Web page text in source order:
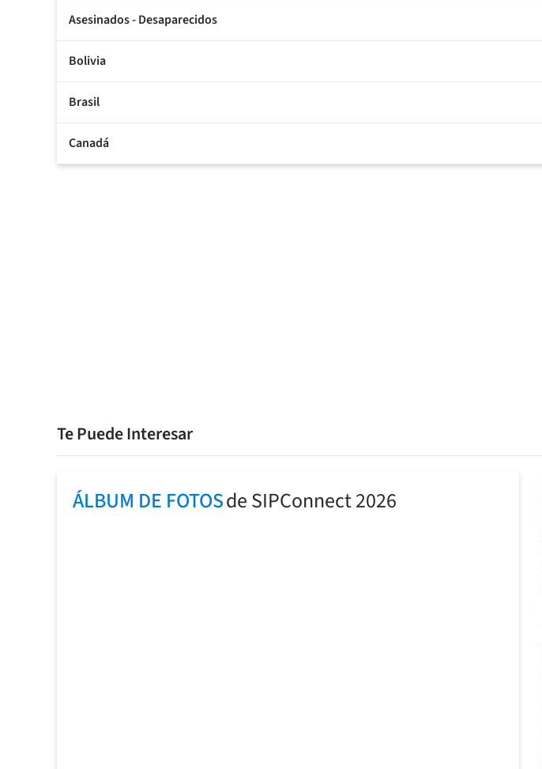
Asesinados - Desaparecidos
Bolivia
Brasil
Canadá
Te Puede Interesar
ÁLBUM DE FOTOSde SIPConnect 2026